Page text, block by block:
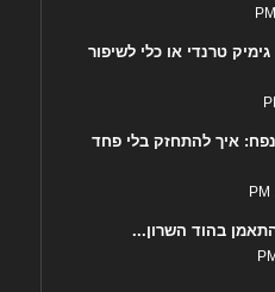
טרנדי או כלי לשיפור
איך להתחזק בלי פחד
בהוד השרון...